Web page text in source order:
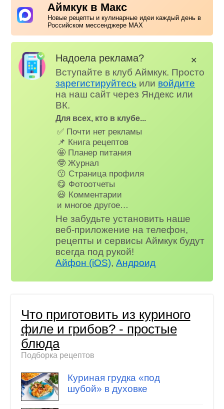
Аймкук в Макс
Новые рецепты и кулинарные идеи каждый день в
Российском мессенджере MAX
Надоела реклама?
Вступайте в клуб Аймкук. Просто
зарегистируйтесь или войдите
на наш сайт через Яндекс или
ВК.
Для всех, кто в клубе...
✅ Почти нет рекламы
📌 Книга рецептов
🤩 Планер питания
🤓 Журнал
😗 Страница профиля
😋 Фотоотчеты
😃 Комментарии
и многое другое…
Не забудьте установить наше
веб-приложение на телефон,
рецепты и сервисы Аймкук будут
всегда под рукой!
Айфон (iOS),Андроид
✕
Что приготовить из куриного
филе и грибов? - простые
блюда
Подборка рецептов
Куриная грудка «под
шубой» в духовке